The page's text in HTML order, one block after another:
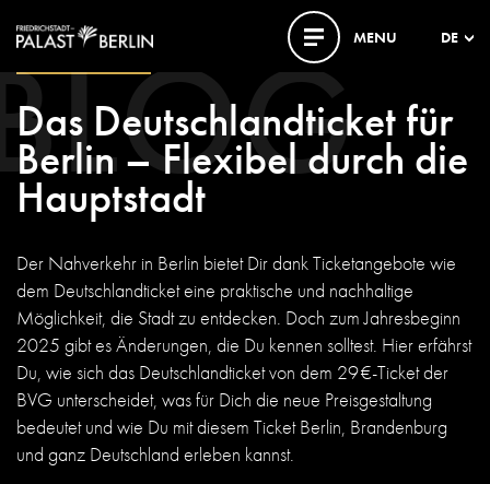
MENU DE
Das Deutschlandticket für
Berlin – Flexibel durch die
Hauptstadt
Der Nahverkehr in Berlin bietet Dir dank Ticketangebote wie
dem Deutschlandticket eine praktische und nachhaltige
Möglichkeit, die Stadt zu entdecken. Doch zum Jahresbeginn
2025 gibt es Änderungen, die Du kennen solltest. Hier erfährst
Du, wie sich das Deutschlandticket von dem 29 €-Ticket der
BVG unterscheidet, was für Dich die neue Preisgestaltung
bedeutet und wie Du mit diesem Ticket Berlin, Brandenburg
und ganz Deutschland erleben kannst.